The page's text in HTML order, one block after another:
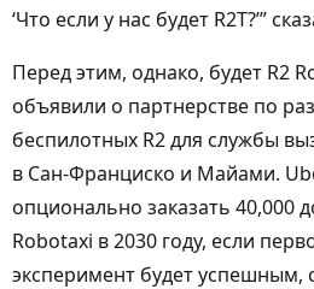
‘Что если у нас будет R2T?’”
Перед этим, однако, будет R2
объявили о партнерстве по
беспилотных R2 для службы
в Сан-Франциско и Майами.
опционально заказать 40,000
Robotaxi в 2030 году, если
эксперимент будет успешным,